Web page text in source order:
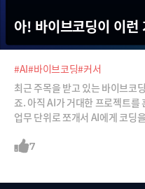
아! 바이브코딩이 이런
#AI#바이브코딩#커서
최근 주목을 받고 있는 바이브코
죠. 아직 AI가 거대한 프로젝트를
업무 단위로 쪼개서 AI에게 코딩
딩의 선구자 정도현 로보코 수석
7